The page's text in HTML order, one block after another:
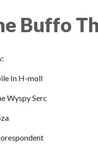
Buffo
In H-moll
Wyspy Serc